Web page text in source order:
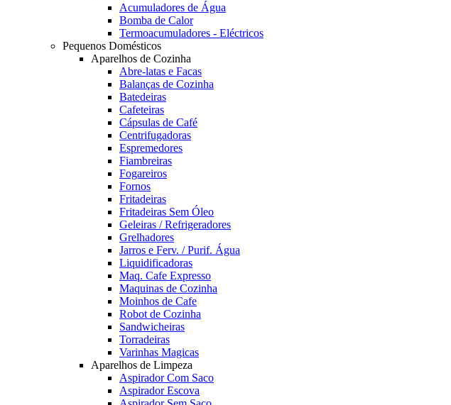
Acumuladores de Água
Bomba de Calor
Termoacumuladores - Eléctricos
Pequenos Domésticos
Aparelhos de Cozinha
Abre-latas e Facas
Balanças de Cozinha
Batedeiras
Cafeteiras
Cápsulas de Café
Centrifugadoras
Espremedores
Fiambreiras
Fogareiros
Fornos
Fritadeiras
Fritadeiras Sem Óleo
Geleiras / Refrigeradores
Grelhadores
Jarros e Ferv. / Purif. Água
Liquidificadoras
Maq. Cafe Expresso
Maquinas de Cozinha
Moinhos de Cafe
Robot de Cozinha
Sandwicheiras
Torradeiras
Varinhas Magicas
Aparelhos de Limpeza
Aspirador Com Saco
Aspirador Escova